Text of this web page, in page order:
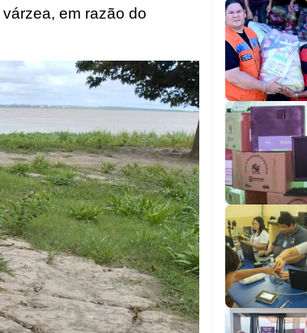
em razão do